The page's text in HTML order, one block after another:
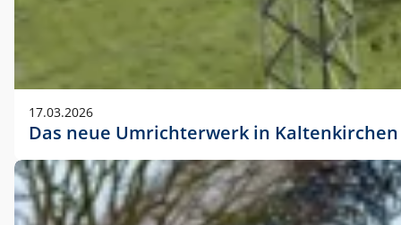
17.03.2026
Das neue Umrichterwerk in Kaltenkirchen